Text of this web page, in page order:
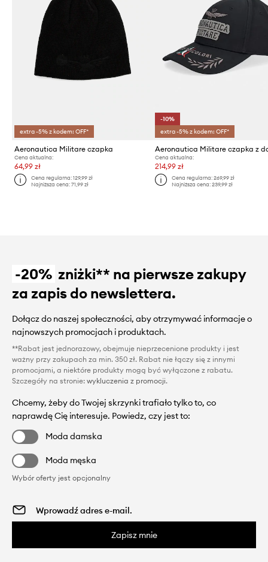
extra -5% z kodem: OFF*
Aeronautica Militare czapka
Cena aktualna:
64,99 zł
Cena regularna:129,99 zł
Najniższa cena:71,99 zł
-10%
extra -5% z kodem: OFF*
Cena aktualna:
214,99 zł
Cena regularna: 269,99 zł
Najniższa cena: 239,99 zł
-20% zniżki** na pierwsze zakupy
za zapis do newslettera.
Dołącz do naszej społeczności, aby otrzymywać informacje o
najnowszych promocjach i produktach.
**Rabat jest jednorazowy, obejmuje nieprzecenione produkty i jest
ważny przy zakupach za min. 350 zł. Rabat nie łączy się z innymi
promocjami, a niektóre produkty mogą być wyłączone z rabatu.
Szczegóły na stronie: wykluczenia z promocji.
Chcemy, żeby do Twojej skrzynki trafiało tylko to, co
naprawdę Cię interesuje. Powiedz, czy jest to:
Moda damska
Moda męska
Wybór oferty jest opcjonalny
Zapisz mnie